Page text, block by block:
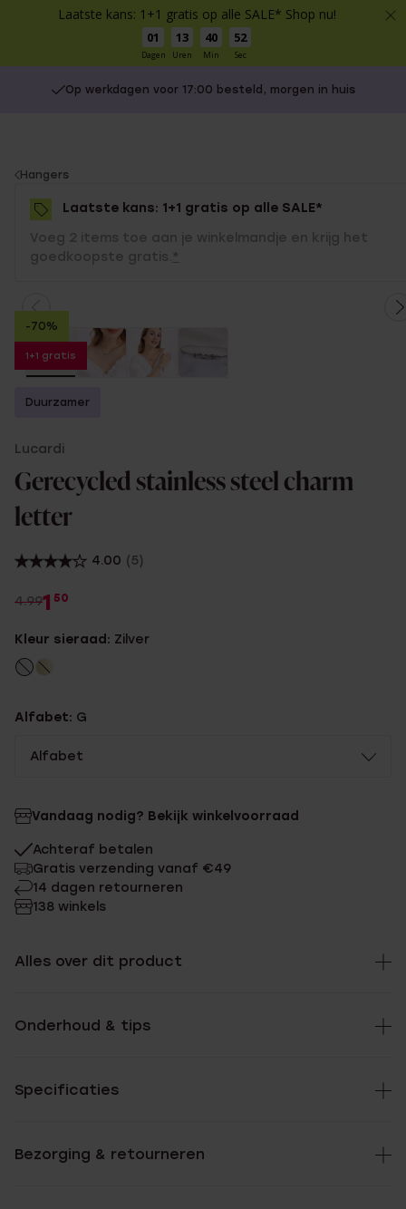
Laatste kans: 1+1 gratis op alle SALE* Shop nu!
01
Dagen
13
Uren
40
Min
51
Sec
Op werkdagen voor 17:00 besteld, morgen in huis
You
are
here:
Hangers
Laatste kans: 1+1 gratis op alle SALE*
Voeg 2 items toe aan je winkelmandje en krijg het
goedkoopste gratis. *
-70%
1+1 gratis
Duurzamer
Lucardi
Gerecycled stainless steel charm
letter
4.00 (5)
4.991 50
Kleur sieraad: Zilver
Alfabet: G
Alfabet
Vandaag nodig? Bekijk winkelvoorraad
Achteraf betalen
Gratis verzending vanaf €49
14 dagen retourneren
138 winkels
Alles over dit product
Onderhoud & tips
Specificaties
Bezorging & retourneren